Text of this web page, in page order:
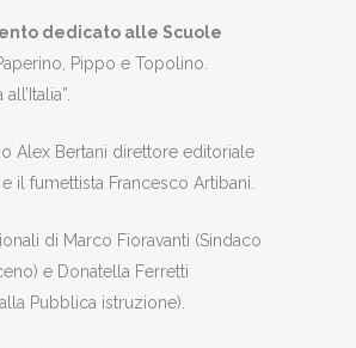
dedicato alle Scuole
Pippo e Topolino.
Alex Bertani direttore editoriale
il fumettista Francesco Artibani.
di Marco Fioravanti (Sindaco
e Donatella Ferretti
Pubblica istruzione).